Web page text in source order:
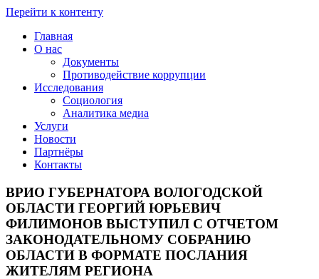
Перейти к контенту
Проведение
социологических
мониторинговых
исследований
+7(8172)
amsi.2015@mail.ru
::
Главная
О нас
Документы
Противодействие коррупции
Исследования
Социология
Аналитика медиа
Услуги
Новости
Партнёры
Контакты
ВРИО ГУБЕРНАТОРА ВОЛОГОДСКОЙ
ОБЛАСТИ ГЕОРГИЙ ЮРЬЕВИЧ
ФИЛИМОНОВ ВЫСТУПИЛ С ОТЧЕТОМ
ЗАКОНОДАТЕЛЬНОМУ СОБРАНИЮ
ОБЛАСТИ В ФОРМАТЕ ПОСЛАНИЯ
ЖИТЕЛЯМ РЕГИОНА